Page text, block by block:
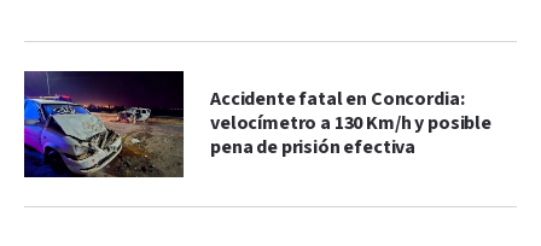
Accidente fatal en Concordia:
velocímetro a 130 Km/h y posible
pena de prisión efectiva